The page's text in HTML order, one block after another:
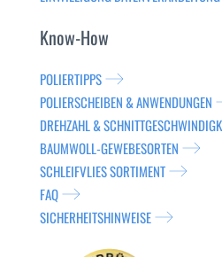
Know-How
POLIERTIPPS
POLIERSCHEIBEN & ANWENDUNGEN
DREHZAHL &
BAUMWOLL-GEWEBESORTEN
SCHLEIFVLIES SORTIMENT
FAQ
SICHERHEITSHINWEISE